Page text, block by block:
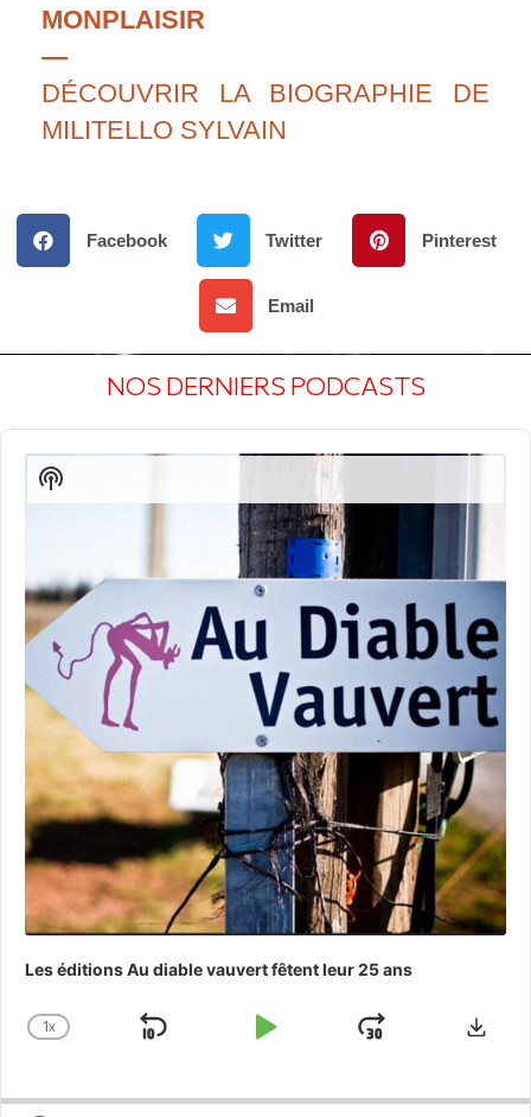
MONPLAISIR
—
DÉCOUVRIR LA BIOGRAPHIE DE
MILITELLO SYLVAIN
Facebook Twitter Pinterest
Email
NOS DERNIERS PODCASTS
Audio
Player
Les éditions Au diable vauvert fêtent leur 25 ans
CHANGE
1X
SKIP
PLAY
JUMP
Show